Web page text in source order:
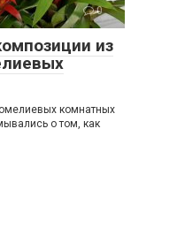
0
из
комнатных
о том, как